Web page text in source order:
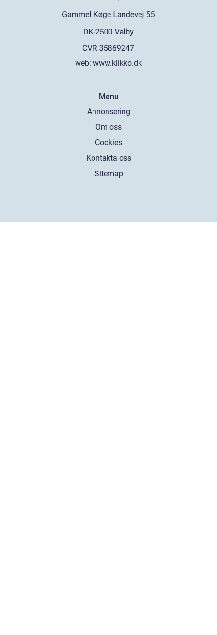
web: www.klikko.dk
Menu
Annonsering
Om oss
Cookies
Kontakta oss
Sitemap